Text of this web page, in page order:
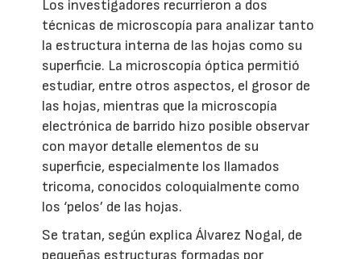
Los investigadores recurrieron a dos
técnicas de microscopía para analizar tanto
la estructura interna de las hojas como su
superficie. La microscopía óptica permitió
estudiar, entre otros aspectos, el grosor de
las hojas, mientras que la microscopía
electrónica de barrido hizo posible observar
con mayor detalle elementos de su
superficie, especialmente los llamados
tricoma, conocidos coloquialmente como
los ‘pelos’ de las hojas.
Se tratan, según explica Álvarez Nogal, de
pequeñas estructuras formadas por